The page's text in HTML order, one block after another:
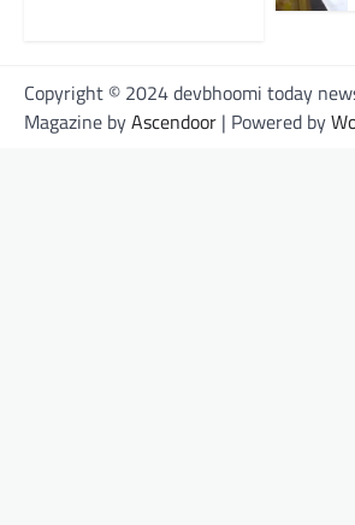
Copyright © 2024 devbhoomi today
Magazine byAscendoor | Powered by